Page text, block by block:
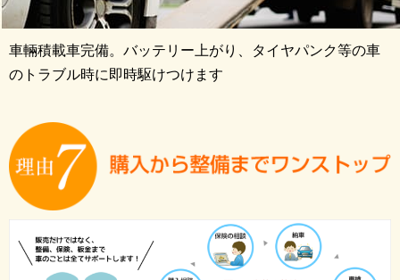
車輛積載車完備。バッテリー上がり、タイヤパンク等の車
のトラブル時に即時駆けつけます